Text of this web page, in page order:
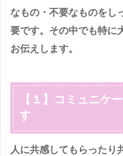
なもの・不要なものをし
要です。その中でも特に
お伝えします。
【１】コミュニケ
す
人に共感してもらったり